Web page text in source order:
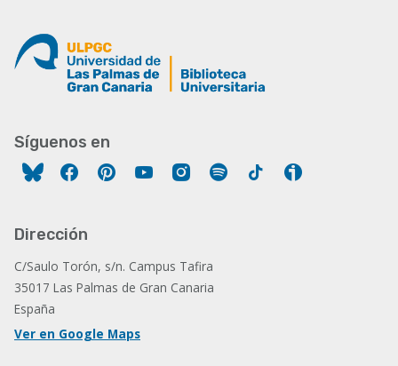
Síguenos en
FacebookPinterestYouTubeInstagram
Spotify Tiktok
Dirección
C/Saulo Torón, s/n. Campus Tafira
35017 Las Palmas de Gran Canaria
España
Ver en Google Maps